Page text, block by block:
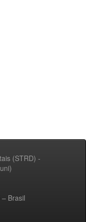
(STRD) -
Brasil